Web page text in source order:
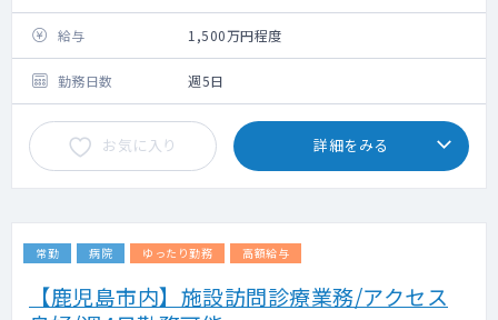
給与 1,500万円程度
勤務日数 週5日
お気に入り 詳細をみる
常勤 病院 ゆったり勤務 高額給与
【鹿児島市内】施設訪問診療業務/アクセス